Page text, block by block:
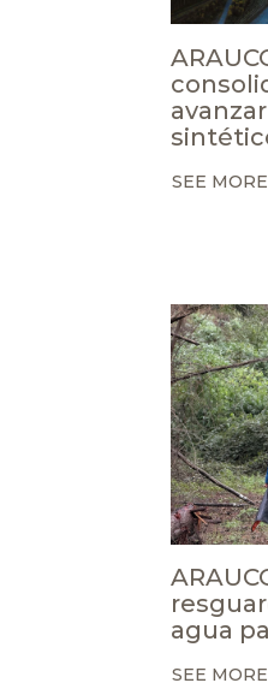
SEE MORE
agua
SEE MORE